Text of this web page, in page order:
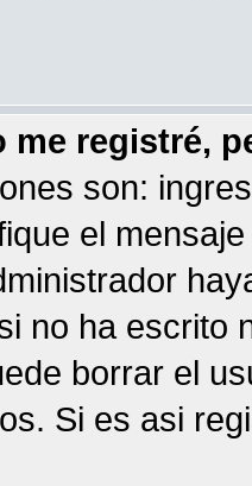
me registré,
son:
el
no ha escrito
borrar el
Si es asi